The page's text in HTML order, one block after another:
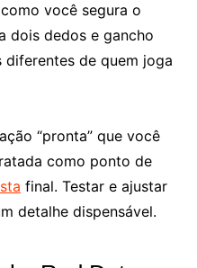
você segura o
dois dedos e gancho
de quem joga
“pronta” que você
como ponto de
final. Testar e ajustar
detalhe dispensável.